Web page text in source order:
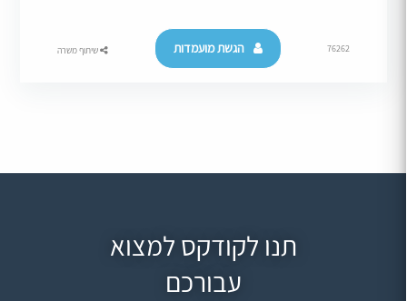
76262 הגשת מועמדות שיתוף משרה
תנו לקודקס למצוא
עבורכם